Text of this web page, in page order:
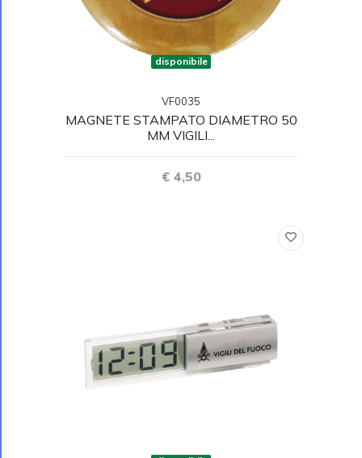
disponibile
VF0035
MAGNETE STAMPATO DIAMETRO 50
MM VIGILI...
€ 4,50